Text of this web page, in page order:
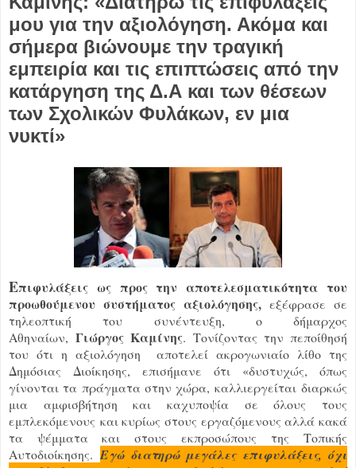
μου για την αξιολόγηση. Ακόμα και
σήμερα βιώνουμε την τραγική
εμπειρία και τις επιπτώσεις από την
κατάργηση της Δ.Α και των θέσεων
των Σχολικών Φυλάκων, εν μια
νυκτί»
Επιφυλάξεις ως προς την αποτελεσματικότητα του
προωθούμενου συστήματος αξιολόγησης, εξέφρασε σε
τηλεοπτική του συνέντευξη, ο δήμαρχος
Αθηναίων,Γιώργος Καμίνης. Τονίζοντας την πεποίθησή
του ότι η αξιολόγηση αποτελεί ακρογωνιαίο λίθο της
Δημόσιας Διοίκησης, επισήμανε ότι «δυστυχώς, όπως
γίνονται τα πράγματα στην χώρα, καλλιεργείται διαρκώς
μια αμφισβήτηση και καχυποψία σε όλους τους
εμπλεκόμενους και κυρίως στους εργαζόμενους αλλά κακά
τα ψέμματα και στους εκπροσώπους της Τοπικής
Αυτοδιοίκησης. Εγώ διατηρώ μεγάλες επιφυλάξεις, όχι